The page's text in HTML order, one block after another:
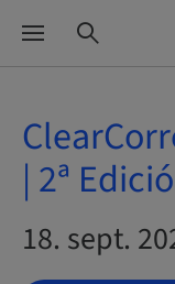
| 2ª
18. sept.